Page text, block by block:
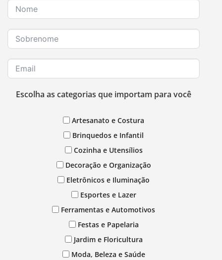
Escolha as categorias que importam para você
Artesanato e Costura
Brinquedos e Infantil
Cozinha e Utensílios
Decoração e Organização
Eletrônicos e Iluminação
Esportes e Lazer
Ferramentas e Automotivos
Festas e Papelaria
Jardim e Floricultura
Moda, Beleza e Saúde